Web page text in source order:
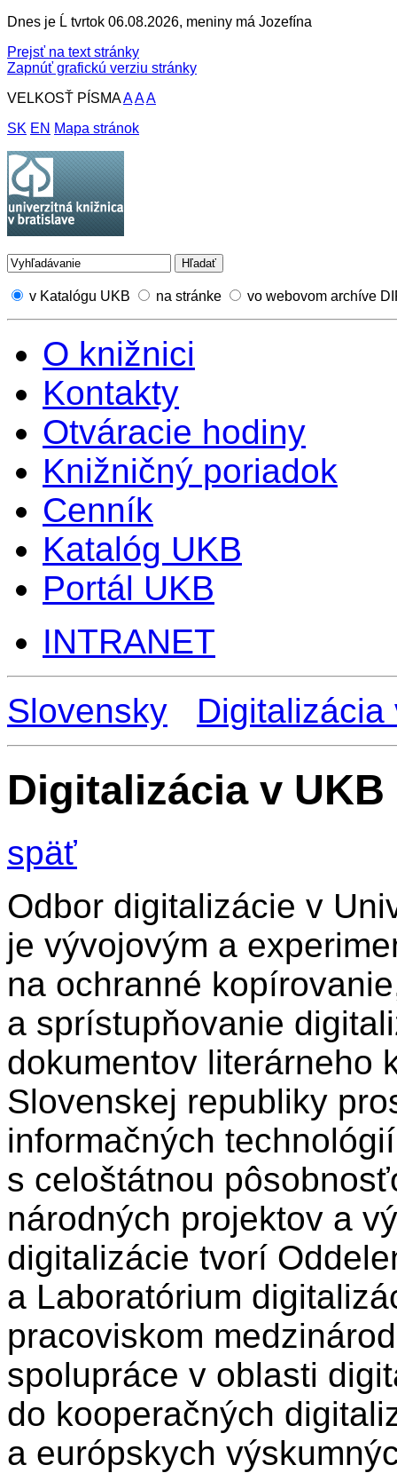
Dnes je Ĺ tvrtok 06.08.2026, meniny má Jozefína
Prejsť na text stránky
Zapnúť grafickú verziu stránky
VELKOSŤ PÍSMAAAA
SK EN Mapa stránok
v Katalógu UKB na stránke vo webovom archíve
O knižnici
Kontakty
Otváracie hodiny
Knižničný poriadok
Cenník
Katalóg UKB
Portál UKB
INTRANET
Slovensky
Digitalizácia
Digitalizácia v UKB
späť
Odbor digitalizácie v
je vývojovým a
na ochranné
a sprístupňovanie
dokumentov literárneho
Slovenskej republiky
informačných
s celoštátnou
národných projektov a
digitalizácie tvorí
a Laboratórium
pracoviskom
spolupráce v oblasti
do kooperačných
a európskych